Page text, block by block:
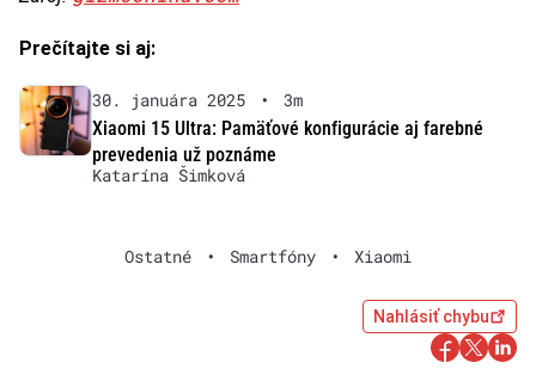
Prečítajte si aj:
30. januára 2025 •
3m
Xiaomi 15 Ultra: Pamäťové konfigurácie aj farebné
prevedenia už poznáme
Katarína Šimková
Ostatné • Smartfóny • Xiaomi
Nahlásiť chybu